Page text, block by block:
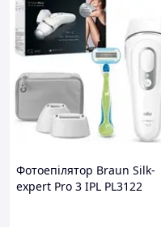
Фотоепілятор Braun Silk-
expert Pro 3 IPL PL3122